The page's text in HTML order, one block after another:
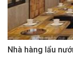
Nhà hàng lẩu